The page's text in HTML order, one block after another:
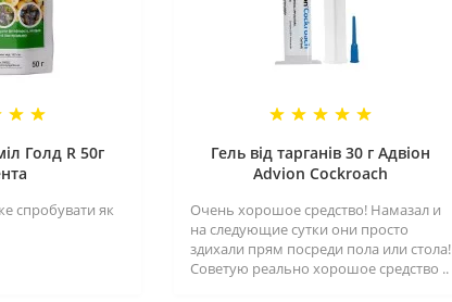
Голд R 50г
спробувати як
Гель від тарганів 30 г Адвіон
Advion Cockroach
Очень хорошое средство! Намазал и
на следующие сутки они просто
здихали прям посреди пола или стола!
Советую реально хорошое средство ..